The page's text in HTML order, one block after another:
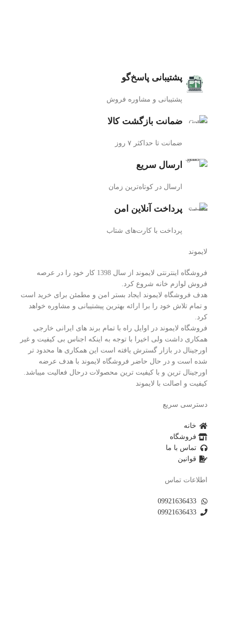
پرداخت آنلاین امن
پرداخت با کارت‌های شتاب
ارسال سریع
ارسال در کوتاه‌ترین زمان
ضمانت بازگشت کالا
ضمانت تا حداکثر ۷ روز
پشتیبانی پاسخ‌گو
پشتیبانی و مشاوره فروش
لایموند
فروشگاه اینترنتی لایموند از سال 1398 کار خود را در عرصه
فروش لوازم خانه شروع کرد.
هدف فروشگاه لایموند ایجاد بستر امن و مطمئن برای خرید است
و تمام تلاش خود را برا ارائه بهترین پیشتیبانی و مشاوره خواهد
کرد.
فروشگاه لایموند در اوایل راه با تمام برند های ایرانی خارجی
همکاری داشت ولی اخیرا با توجه به اینکه اجناس بی کیفیت و غیر
اورجینال در بازار گسترش یافته است این همکاری ها محدود تر
شده است و در حال حاضر فروشگاه لایموند با هدف عرضه
اورجینال ترین و با کیفیت ترین محصولات درحال فعالیت میباشد.
کیفیت و اصالت با لایموند
دسترسی سریع
خانه
فروشگاه
تماس با ما
قوانین
اطلاعات تماس
09921636433
09921636433